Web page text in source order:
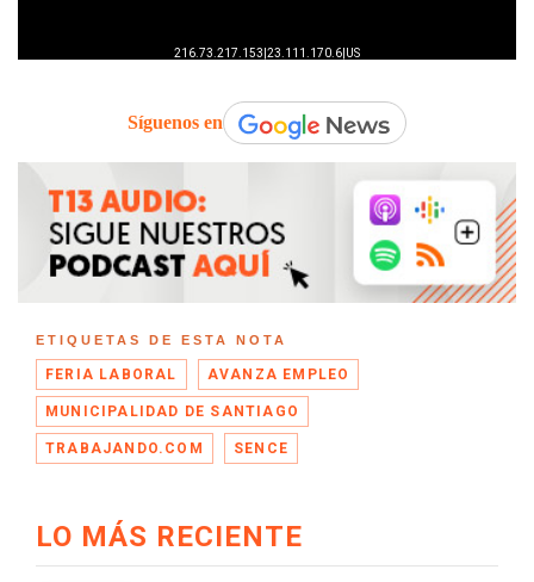
Síguenos en
ETIQUETAS DE ESTA NOTA
FERIA LABORAL AVANZA EMPLEO
MUNICIPALIDAD DE SANTIAGO
TRABAJANDO.COM SENCE
LO MÁS RECIENTE